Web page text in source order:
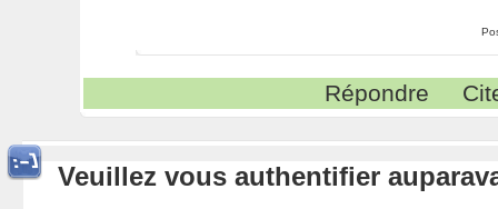
Répondre
Veuillez vous authentifier